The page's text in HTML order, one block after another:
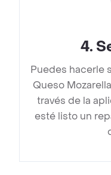
4.
Puedes hacerle
Queso
través de la
esté listo un